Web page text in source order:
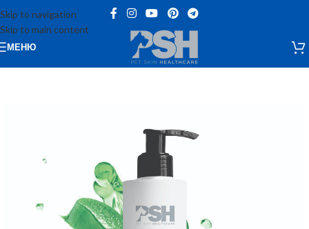
Skip to navigation
Skip to main content
МЕНЮ